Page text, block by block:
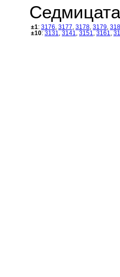
±1: 3176 3177 3178 3179
±10: 3131 3141 3151 3161